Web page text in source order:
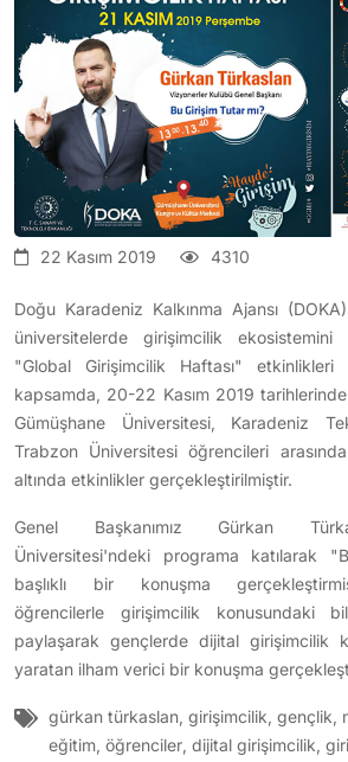
22 Kasım 2019 4310
Doğu Karadeniz Kalkınma Ajansı
üniversitelerde girişimcilik ekosistemini
"Global Girişimcilik Haftası" etkinlikleri
kapsamda, 20-22 Kasım 2019
Gümüşhane Üniversitesi, Karadeniz
Trabzon Üniversitesi öğrencileri
altında etkinlikler gerçekleştirilmiştir.
Genel Başkanımız Gürkan
Üniversitesi'ndeki programa katılarak
başlıklı bir konuşma
öğrencilerle girişimcilik konusundaki
paylaşarak gençlerde dijital girişimcilik
yaratan ilham verici bir konuşma
gürkan türkaslan, girişimcilik, gençlik,
eğitim, öğrenciler, dijital girişimcilik,